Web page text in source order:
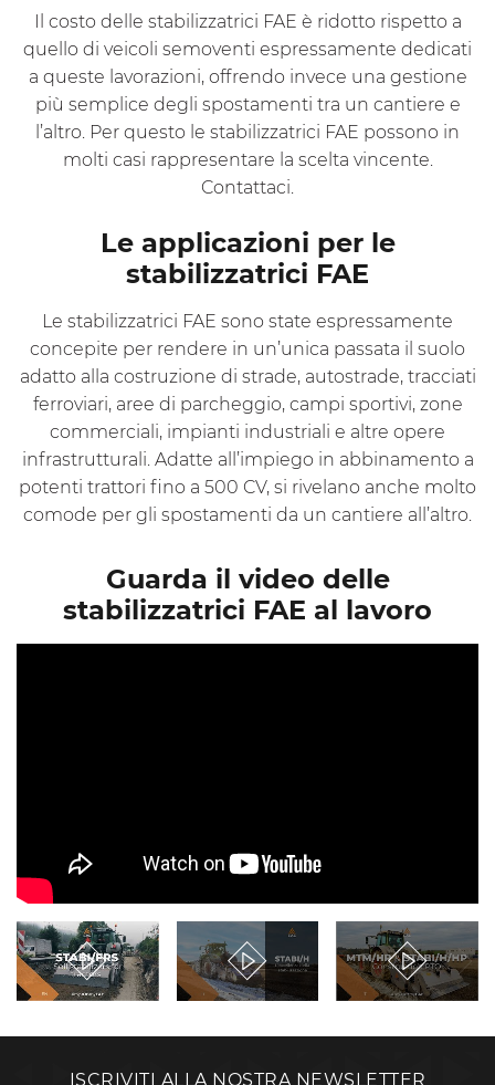
Il costo delle stabilizzatrici FAE è ridotto rispetto a
quello di veicoli semoventi espressamente dedicati
a queste lavorazioni, offrendo invece una gestione
più semplice degli spostamenti tra un cantiere e
l’altro. Per questo le stabilizzatrici FAE possono in
molti casi rappresentare la scelta vincente.
Contattaci.
Le applicazioni per le
stabilizzatrici FAE
Le stabilizzatrici FAE sono state espressamente
concepite per rendere in un’unica passata il suolo
adatto alla costruzione di strade, autostrade, tracciati
ferroviari, aree di parcheggio, campi sportivi, zone
commerciali, impianti industriali e altre opere
infrastrutturali. Adatte all’impiego in abbinamento a
potenti trattori fino a 500 CV, si rivelano anche molto
comode per gli spostamenti da un cantiere all’altro.
Guarda il video delle
stabilizzatrici FAE al lavoro
ISCRIVITI ALLA NOSTRA NEWSLETTER